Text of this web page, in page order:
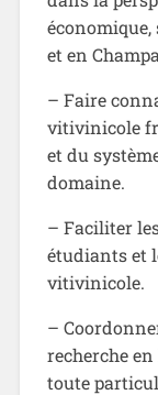
et en
– Faire
vitivinicole
et du
domaine.
– Faciliter
étudiants et
vitivinicole.
–
recherche
toute